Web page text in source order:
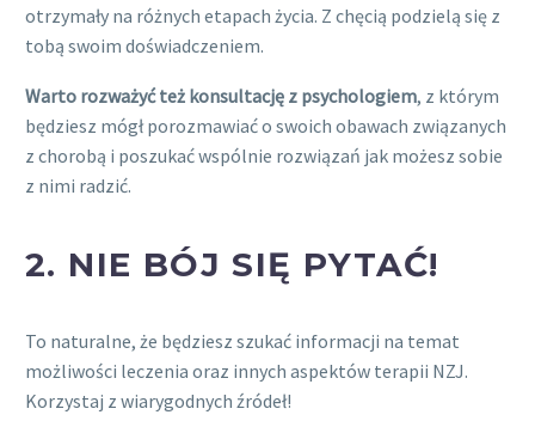
otrzymały na różnych etapach życia. Z chęcią podzielą się z
tobą swoim doświadczeniem.
Warto rozważyć też konsultację z psychologiem, z którym
będziesz mógł porozmawiać o swoich obawach związanych
z chorobą i poszukać wspólnie rozwiązań jak możesz sobie
z nimi radzić.
2. NIE BÓJ SIĘ PYTAĆ!
To naturalne, że będziesz szukać informacji na temat
możliwości leczenia oraz innych aspektów terapii NZJ.
Korzystaj z wiarygodnych źródeł!